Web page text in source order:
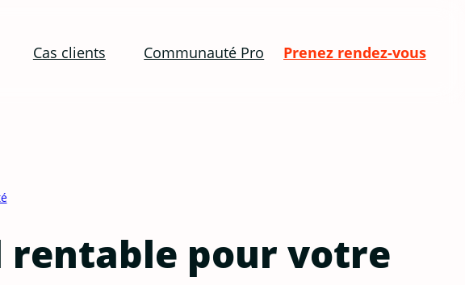
Cas clients Communauté Pro Prenez rendez-vous
rentable pour votre